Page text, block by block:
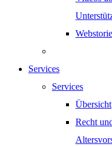
Services
Services
Übersicht
Recht